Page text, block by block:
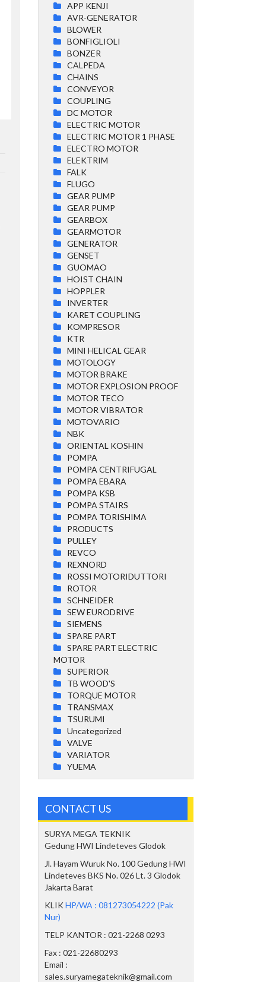
APP KENJI
AVR-GENERATOR
BLOWER
BONFIGLIOLI
BONZER
CALPEDA
CHAINS
CONVEYOR
COUPLING
DC MOTOR
ELECTRIC MOTOR
ELECTRIC MOTOR 1 PHASE
ELECTRO MOTOR
ELEKTRIM
FALK
FLUGO
GEAR PUMP
GEAR PUMP
GEARBOX
GEARMOTOR
GENERATOR
GENSET
GUOMAO
HOIST CHAIN
HOPPLER
INVERTER
KARET COUPLING
KOMPRESOR
KTR
MINI HELICAL GEAR
MOTOLOGY
MOTOR BRAKE
MOTOR EXPLOSION PROOF
MOTOR TECO
MOTOR VIBRATOR
MOTOVARIO
NBK
ORIENTAL KOSHIN
POMPA
POMPA CENTRIFUGAL
POMPA EBARA
POMPA KSB
POMPA STAIRS
POMPA TORISHIMA
PRODUCTS
PULLEY
REVCO
REXNORD
ROSSI MOTORIDUTTORI
ROTOR
SCHNEIDER
SEW EURODRIVE
SIEMENS
SPARE PART
SPARE PART ELECTRIC
MOTOR
SUPERIOR
TB WOOD'S
TORQUE MOTOR
TRANSMAX
TSURUMI
Uncategorized
VALVE
VARIATOR
YUEMA
CONTACT US
SURYA MEGA TEKNIK
Gedung HWI Lindeteves Glodok
Jl. Hayam Wuruk No. 100 Gedung HWI
Lindeteves BKS No. 026 Lt. 3 Glodok
Jakarta Barat
KLIKHP/WA : 081273054222 (Pak
Nur)
TELP KANTOR : 021-2268 0293
Fax : 021-22680293
Email :
sales.suryamegateknik@gmail.com